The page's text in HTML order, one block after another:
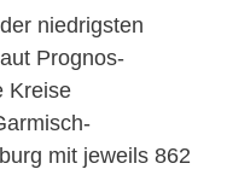
niedrigsten
Prognos-
Kreise
mit jeweils 862